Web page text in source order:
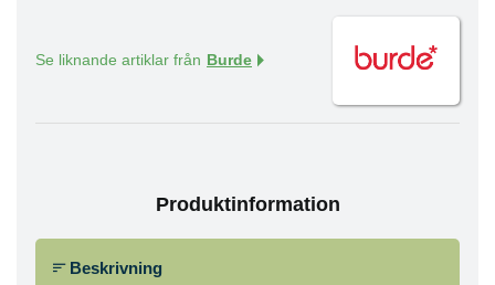
Se liknande artiklar från Burde
Produktinformation
Beskrivning